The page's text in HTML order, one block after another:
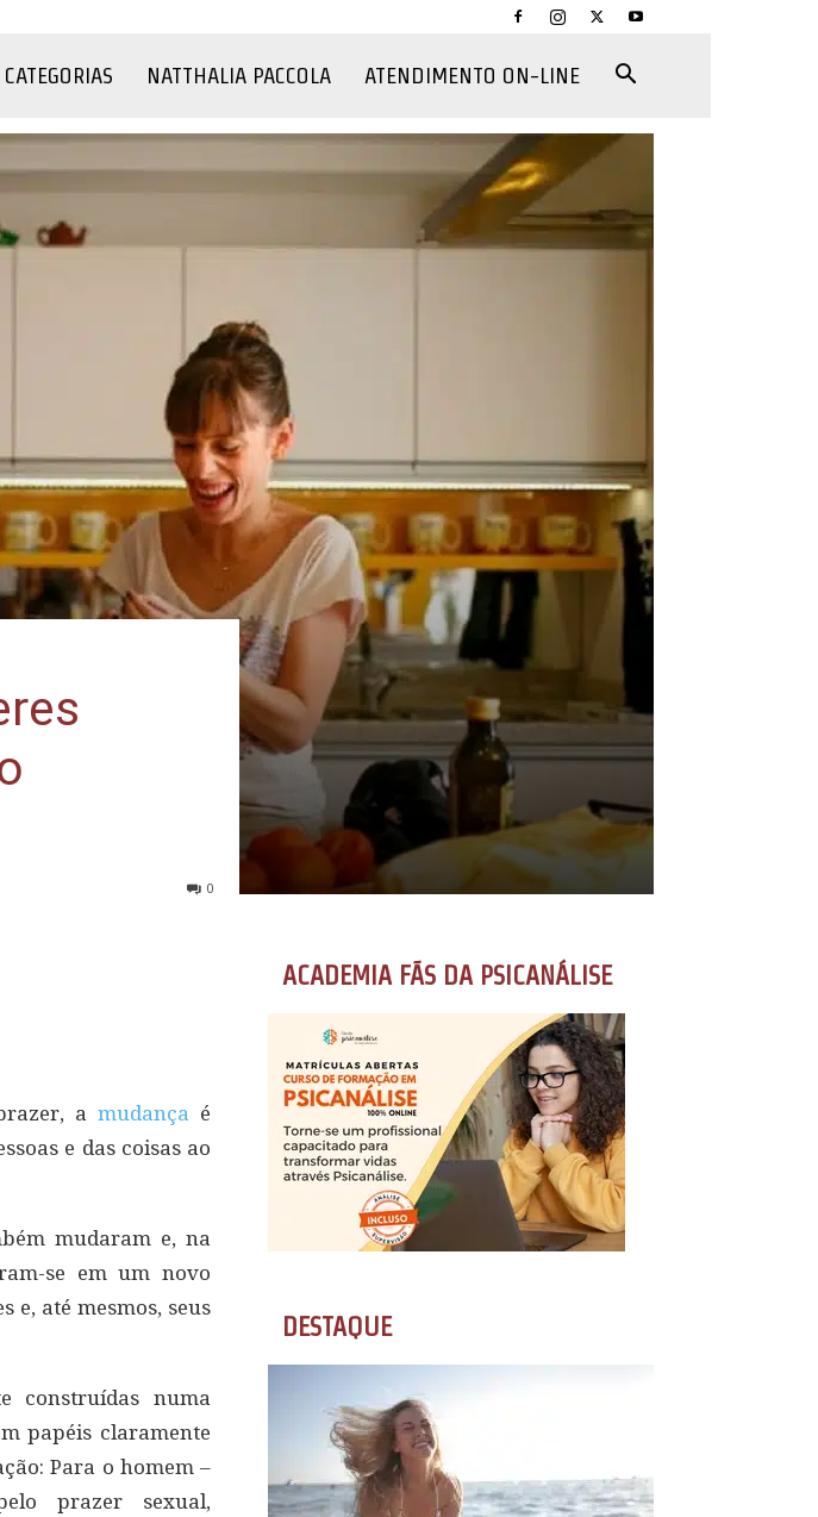
CATEGORIAS NATTHALIA PACCOLA ATENDIMENTO ON-LINE
0
a mudança é
e das coisas ao
mudaram e, na
se em um novo
e, até mesmos, seus
construídas numa
papéis claramente
Para o homem –
prazer sexual,
ACADEMIA FÃS DA PSICANÁLISE
DESTAQUE